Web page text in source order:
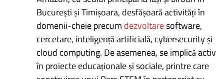
București și Timișoara, desfășoară activități în
domenii-cheie precum dezvoltaresoftware,
cercetare, inteligență artificială, cybersecurity și
cloud computing. De asemenea, se implică activ
în proiecte educaționale și sociale, printre care